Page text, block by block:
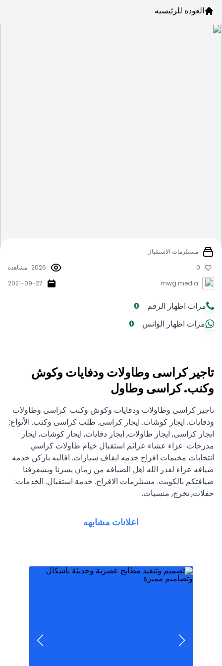
العوده للرئيسيه
مستلزمات الاستقبال
0
2026 مشاهده
mwg media
2021-09-27
مرات اظهار الرقم
0
مرات اظهار الواتس
0
تاجير كراسى وطاولات ودفايات وكوش
وكنب. كراسى وطاول
تاجير كراسى وطاولات ودفايات وكوش وكنب. كراسى وطاولات
ودفايات. ايجار كوشات. ايجار كراسى. طلب كراسى وكنب. الأنواع:
ايجار كراسى, ايجار طاولات, ايجار دفايات, ايجار كوشات, ايجار
مدرجات. عزاء عشاء عزائم استقبال خيام طاولات كراسي
انتخابات مخيمات افراح خدمه ايقاف سيارات. افاليه باركن خدمه
ضيافه عزاء لقدر الله اهل الضيافه من زمان يسرنا ويشفرفنا
ضيافتكم بالكويت. مستلزمات الافراح. خدمة استقبال. الخدمات:
حفلات, تخرج, منسبات.
اعلانات مشابهه
تسريحات / تركيب اكستنشن / حف / شيرة أ /
installation of extensions / quiltin